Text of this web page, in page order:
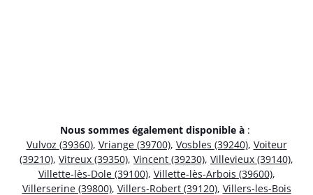
Nous sommes également disponible à :
Vulvoz (39360), Vriange (39700), Vosbles (39240), Voiteur
(39210), Vitreux (39350), Vincent (39230), Villevieux (39140),
Villette-lès-Dole (39100), Villette-lès-Arbois (39600),
Villerserine (39800), Villers-Robert (39120), Villers-les-Bois